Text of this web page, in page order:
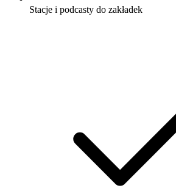
Stacje i podcasty do zakładek